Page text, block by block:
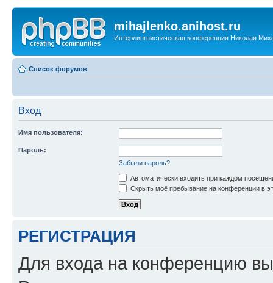
mihajlenko.anihost.ru
Интерлингвистическая конференция Николая
Список форумов
Вход
Имя пользователя:
Пароль:
Забыли пароль?
Автоматически входить при каждом
Скрыть моё пребывание на конференции в
РЕГИСТРАЦИЯ
Для входа на конференцию